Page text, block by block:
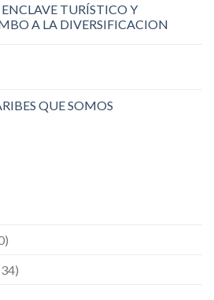
TURÍSTICO Y
A LA DIVERSIFICACION
QUE SOMOS